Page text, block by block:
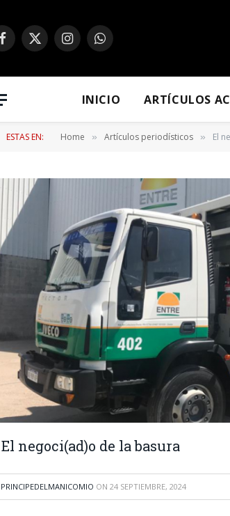
Facebook
X
InstagramWhatsApp
INICIO ARTÍCULOS
ESTAS EN: Home » Artículos periodísticos » El
El negoci(ad)o de la basura
PRINCIPEDELMANICOMIO ON 24 SEPTIEMBRE, 2024